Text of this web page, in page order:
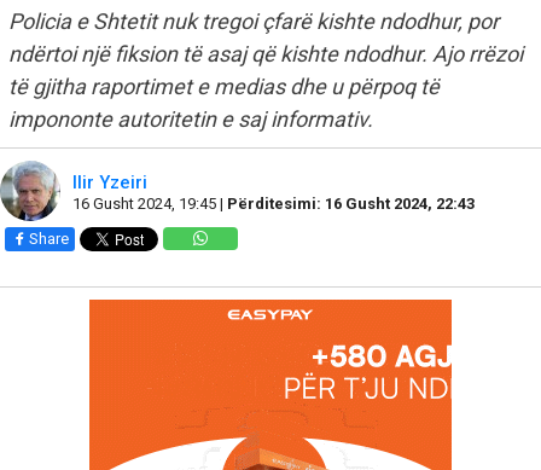
Policia e Shtetit nuk tregoi çfarë kishte ndodhur, por
ndërtoi një fiksion të asaj që kishte ndodhur. Ajo rrëzoi
të gjitha raportimet e medias dhe u përpoq të
impononte autoritetin e saj informativ.
Ilir Yzeiri
16 Gusht 2024, 19:45 | Përditesimi: 16 Gusht 2024, 22:43
Share